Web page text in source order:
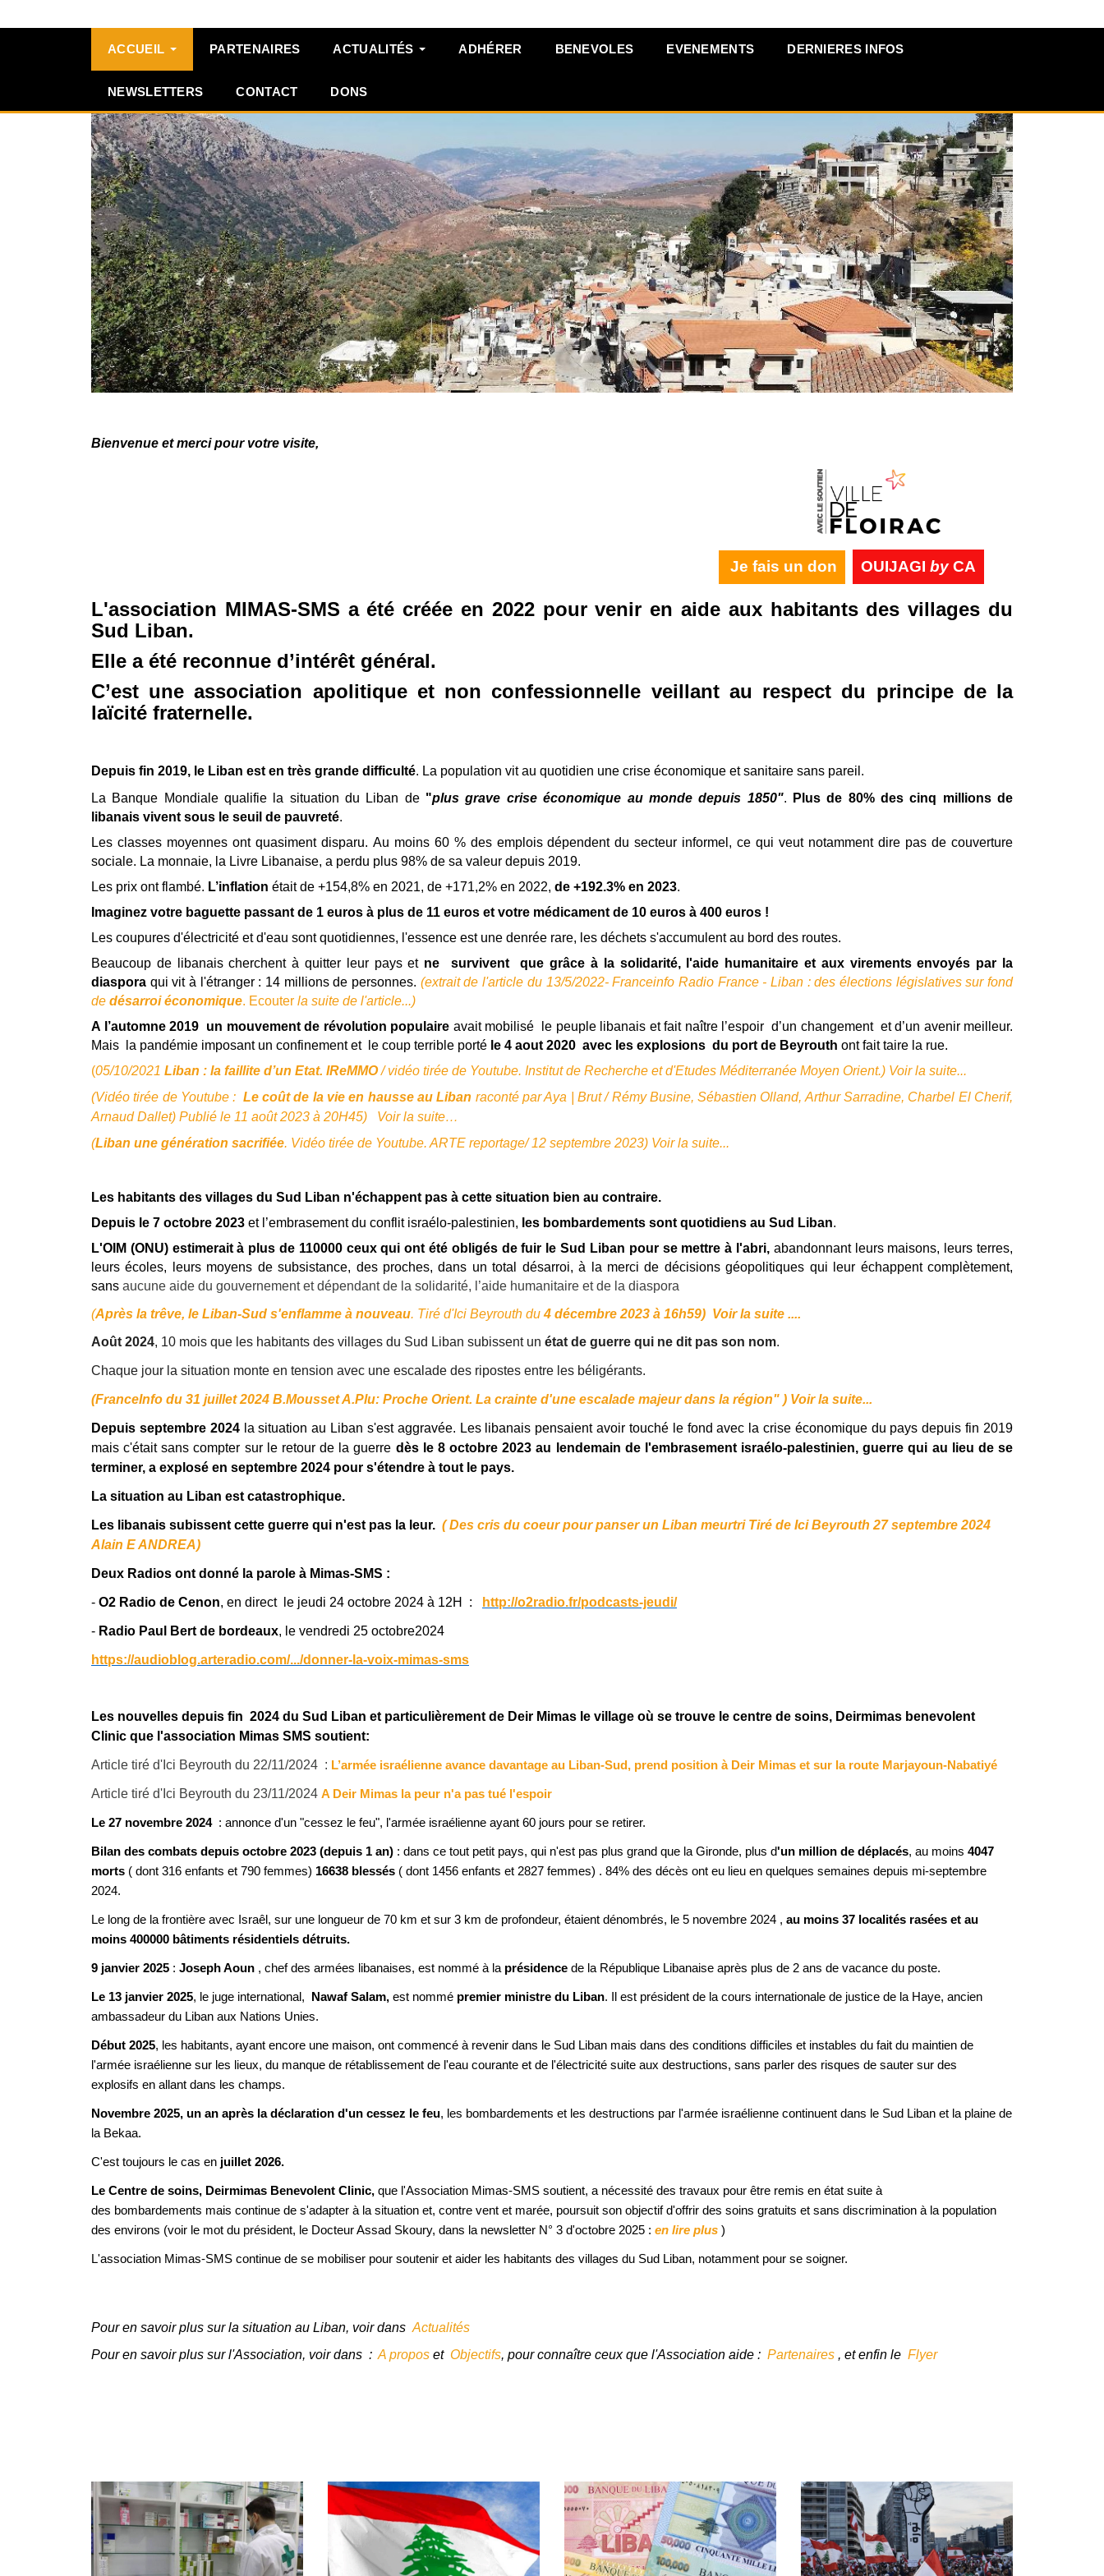
ACCUEIL PARTENAIRES ACTUALITÉS ADHÉRER BENEVOLES EVENEMENTS DERNIERES INFOS
NEWSLETTERS CONTACT DONS
Bienvenue et merci pour votre visite,
Je fais un don OUIJAGI by CA
L'association MIMAS-SMS a été créée en 2022 pour venir en aide aux habitants des villages du
Sud Liban.
Elle a été reconnue d’intérêt général.
C’est une association apolitique et non confessionnelle veillant au respect du principe de la
laïcité fraternelle.
Depuis fin 2019, le Liban est en très grande difficulté. La population vit au quotidien une crise économique et sanitaire sans pareil.
La Banque Mondiale qualifie la situation du Liban de "plus grave crise économique au monde depuis 1850". Plus de 80% des cinq millions de
libanais vivent sous le seuil de pauvreté.
Les classes moyennes ont quasiment disparu. Au moins 60 % des emplois dépendent du secteur informel, ce qui veut notamment dire pas de couverture
sociale. La monnaie, la Livre Libanaise, a perdu plus 98% de sa valeur depuis 2019.
Les prix ont flambé. L’inflation était de +154,8% en 2021, de +171,2% en 2022, de +192.3% en 2023.
Imaginez votre baguette passant de 1 euros à plus de 11 euros et votre médicament de 10 euros à 400 euros !
Les coupures d'électricité et d'eau sont quotidiennes, l'essence est une denrée rare, les déchets s'accumulent au bord des routes.
Beaucoup de libanais cherchent à quitter leur pays et ne survivent que grâce à la solidarité, l'aide humanitaire et aux virements envoyés par la
diaspora qui vit à l'étranger : 14 millions de personnes. (extrait de l'article du 13/5/2022- Franceinfo Radio France - Liban : des élections législatives sur fond
de désarroi économique. Ecouter la suite de l'article...)
A l’automne 2019 un mouvement de révolution populaire avait mobilisé le peuple libanais et fait naître l’espoir d’un changement et d’un avenir meilleur.
Mais la pandémie imposant un confinement et le coup terrible porté le 4 aout 2020 avec les explosions du port de Beyrouth ont fait taire la rue.
(05/10/2021 Liban : la faillite d’un Etat. IReMMO/ vidéo tirée de Youtube. Institut de Recherche et d'Etudes Méditerranée Moyen Orient.) Voir la suite...
(Vidéo tirée de Youtube : Le coût de la vie en hausse au Liban raconté par Aya | Brut / Rémy Busine, Sébastien Olland, Arthur Sarradine, Charbel El Cherif,
Arnaud Dallet) Publié le 11 août 2023 à 20H45)
Voir la suite…
(Liban une génération sacrifiée. Vidéo tirée de Youtube. ARTE reportage/ 12 septembre 2023) Voir la suite...
Les habitants des villages du Sud Liban n'échappent pas à cette situation bien au contraire.
Depuis le 7 octobre 2023 et l’embrasement du conflit israélo-palestinien, les bombardements sont quotidiens au Sud Liban.
L'OIM (ONU) estimerait à plus de 110000 ceux qui ont été obligés de fuir le Sud Liban pour se mettre à l'abri, abandonnant leurs maisons, leurs terres,
leurs écoles, leurs moyens de subsistance, des proches, dans un total désarroi, à la merci de décisions géopolitiques qui leur échappent complètement,
sans aucune aide du gouvernement et dépendant de la solidarité, l’aide humanitaire et de la diaspora
(Après la trêve, le Liban-Sud s'enflamme à nouveau. Tiré d'Ici Beyrouth du4 décembre 2023 à 16h59) Voir la suite ....
Août 2024, 10 mois que les habitants des villages du Sud Liban subissent un état de guerre qui ne dit pas son nom.
Chaque jour la situation monte en tension avec une escalade des ripostes entre les béligérants.
(FranceInfo du 31 juillet 2024 B.Mousset A.Plu: Proche Orient. La crainte d'une escalade majeur dans la région" ) Voir la suite...
Depuis septembre 2024 la situation au Liban s'est aggravée. Les libanais pensaient avoir touché le fond avec la crise économique du pays depuis fin 2019
mais c'était sans compter sur le retour de la guerre dès le 8 octobre 2023 au lendemain de l'embrasement israélo-palestinien, guerre qui au lieu de se
terminer, a explosé en septembre 2024 pour s'étendre à tout le pays.
La situation au Liban est catastrophique.
Les libanais subissent cette guerre qui n'est pas la leur. ( Des cris du coeur pour panser un Liban meurtri Tiré de Ici Beyrouth 27 septembre 2024
Alain E ANDREA)
Deux Radios ont donné la parole à Mimas-SMS :
- O2 Radio de Cenon, en direct le jeudi 24 octobre 2024 à 12H : http://o2radio.fr/podcasts-jeudi/
- Radio Paul Bert de bordeaux, le vendredi 25 octobre2024
https://audioblog.arteradio.com/.../donner-la-voix-mimas-sms
Les nouvelles depuis fin 2024 du Sud Liban et particulièrement de Deir Mimas le village où se trouve le centre de soins, Deirmimas benevolent
Clinic que l'association Mimas SMS soutient:
Article tiré d'Ici Beyrouth du 22/11/2024 : L’armée israélienne avance davantage au Liban-Sud, prend position à Deir Mimas et sur la route Marjayoun-Nabatiyé
Article tiré d'Ici Beyrouth du 23/11/2024 A Deir Mimas la peur n'a pas tué l'espoir
Le 27 novembre 2024 : annonce d'un "cessez le feu", l'armée israélienne ayant 60 jours pour se retirer.
Bilan des combats depuis octobre 2023 (depuis 1 an) : dans ce tout petit pays, qui n'est pas plus grand que la Gironde, plus d'un million de déplacés, au moins 4047
morts ( dont 316 enfants et 790 femmes) 16638 blessés ( dont 1456 enfants et 2827 femmes) . 84% des décès ont eu lieu en quelques semaines depuis mi-septembre
2024.
Le long de la frontière avec Israêl, sur une longueur de 70 km et sur 3 km de profondeur, étaient dénombrés, le 5 novembre 2024 , au moins 37 localités rasées et au
moins 400000 bâtiments résidentiels détruits.
9 janvier 2025 : Joseph Aoun , chef des armées libanaises, est nommé à la présidence de la République Libanaise après plus de 2 ans de vacance du poste.
Le 13 janvier 2025, le juge international, Nawaf Salam, est nommé premier ministre du Liban. Il est président de la cours internationale de justice de la Haye, ancien
ambassadeur du Liban aux Nations Unies.
Début 2025, les habitants, ayant encore une maison, ont commencé à revenir dans le Sud Liban mais dans des conditions difficiles et instables du fait du maintien de
l'armée israélienne sur les lieux, du manque de rétablissement de l'eau courante et de l'électricité suite aux destructions, sans parler des risques de sauter sur des
explosifs en allant dans les champs.
Novembre 2025, un an après la déclaration d'un cessez le feu, les bombardements et les destructions par l'armée israélienne continuent dans le Sud Liban et la plaine de
la Bekaa.
C'est toujours le cas en juillet 2026.
Le Centre de soins, Deirmimas Benevolent Clinic, que l'Association Mimas-SMS soutient, a nécessité des travaux pour être remis en état suite à
des bombardements mais continue de s'adapter à la situation et, contre vent et marée, poursuit son objectif d'offrir des soins gratuits et sans discrimination à la population
des environs (voir le mot du président, le Docteur Assad Skoury, dans la newsletter N° 3 d'octobre 2025 : en lire plus )
L'association Mimas-SMS continue de se mobiliser pour soutenir et aider les habitants des villages du Sud Liban, notamment pour se soigner.
Pour en savoir plus sur la situation au Liban, voir dans Actualités
Pour en savoir plus sur l'Association, voir dans : A propos etObjectifs, pour connaître ceux que l'Association aide : Partenaires , et enfin le Flyer